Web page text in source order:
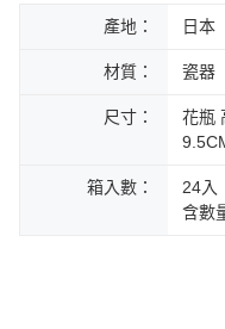
黑貓本島宅配
每筆NT$200，滿
黑貓外島宅配
產地： 日本
材質： 瓷器
尺寸：
花瓶
箱入數：
24入
含數